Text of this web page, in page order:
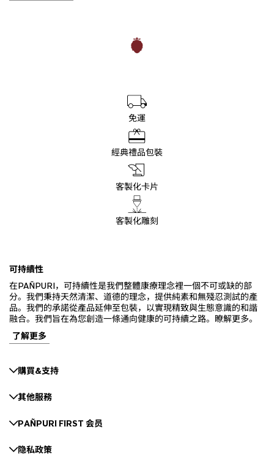
免運
經典禮品包裝
客製化卡片
客製化雕刻
可持續性
在PAÑPURI，可持續性是我們整體康療理念裡一個不可或缺的部
分。我們秉持天然清潔、道德的理念，提供純素和無殘忍測試的產
品。我們的承諾從產品延伸至包裝，以實現精致與生態意識的和諧
融合。我們旨在為您創造一條通向健康的可持續之路。瞭解更多。
了解更多
購買&支持
其他服務
PAÑPURI FIRST 会员
隐私政策